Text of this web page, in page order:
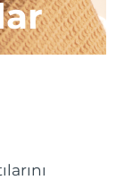
tarihi8/14/26
tarihi
tarihi
tarihi8/16/26